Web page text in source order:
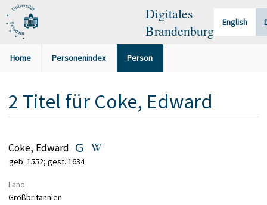
Digitales
Brandenburg
English
Home Personenindex Person
2 Titel fürCoke, Edward
Coke, Edward
geb. 1552; gest. 1634
Land
Großbritannien